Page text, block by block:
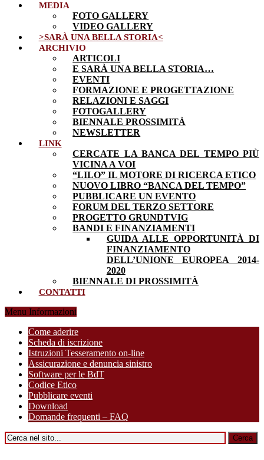
MEDIA
FOTO GALLERY
VIDEO GALLERY
>SARÀ UNA BELLA STORIA<
ARCHIVIO
ARTICOLI
E SARÀ UNA BELLA STORIA…
EVENTI
FORMAZIONE E PROGETTAZIONE
RELAZIONI E SAGGI
FOTOGALLERY
BIENNALE PROSSIMITÀ
NEWSLETTER
LINK
CERCATE LA BANCA DEL TEMPO PIÙ
VICINA A VOI
“LILO” IL MOTORE DI RICERCA ETICO
NUOVO LIBRO “BANCA DEL TEMPO”
PUBBLICARE UN EVENTO
FORUM DEL TERZO SETTORE
PROGETTO GRUNDTVIG
BANDI E FINANZIAMENTI
GUIDA ALLE OPPORTUNITÀ DI
FINANZIAMENTO
DELL’UNIONE EUROPEA 2014-
2020
BIENNALE DI PROSSIMITÀ
CONTATTI
Menu Informazioni
Come aderire
Scheda di iscrizione
Istruzioni Tesseramento on-line
Assicurazione e denuncia sinistro
Software per le BdT
Codice Etico
Pubblicare eventi
Download
Domande frequenti – FAQ